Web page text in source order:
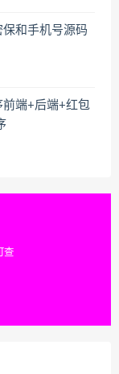
和手机号源码
前端+后端+红包
查